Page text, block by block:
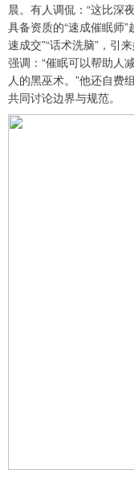
晨。有人调侃：“这比深
具备资质的“速成催眠师
速成交”“话术洗脑”，引
强调：“催眠可以帮助人
人的黑巫术。”他还自费
共同讨论边界与规范。